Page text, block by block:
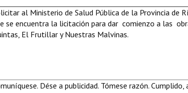
al Ministerio de Salud Pública de la Provincia de
se encuentra la licitación para dar comienzo a las
El Frutillar y Nuestras Malvinas.
Dése a publicidad. Tómese razón. Cumplido,